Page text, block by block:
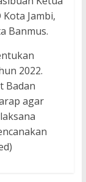
Kota Jambi,
Banmus.
2022.
Badan
agar